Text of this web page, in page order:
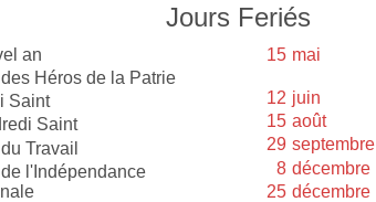
Jours Feriés
an
Héros de la Patrie
Saint
Saint
Travail
l'Indépendance
15 mai
12 juin
15 août
29 septembre
8 décembre
25 décembre